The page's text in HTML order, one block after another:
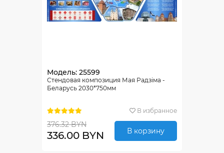
Модель: 25599
Стендовая композиция Мая Радзіма -
Беларусь 2030*750мм
В избранное
376.32 BYN
336.00 BYN В корзину